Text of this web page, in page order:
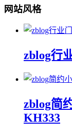
网站风格
zblog行
zblog简
KH333